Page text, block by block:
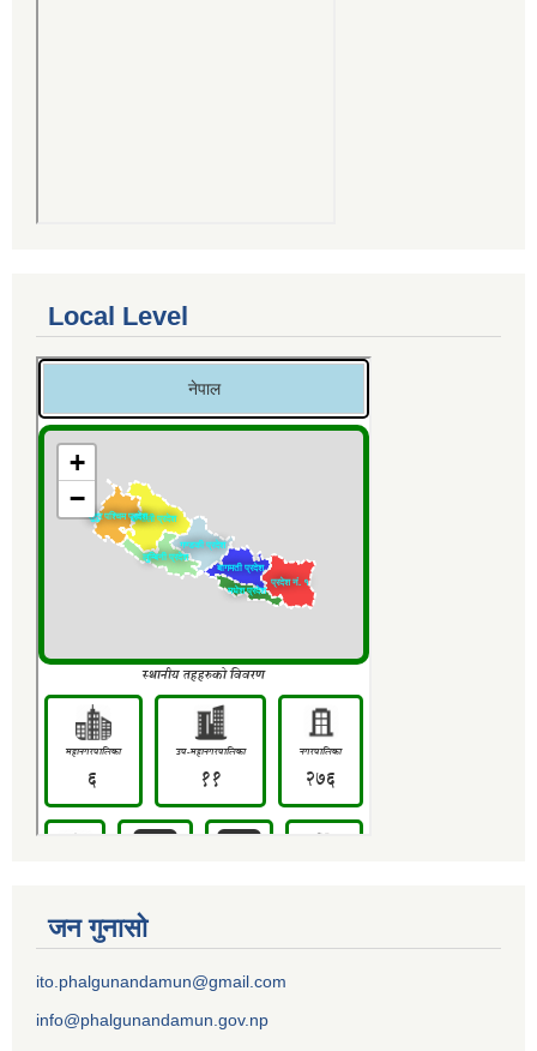
Local Level
जन गुनासो
ito.phalgunandamun@gmail.com
info@phalgunandamun.gov.np